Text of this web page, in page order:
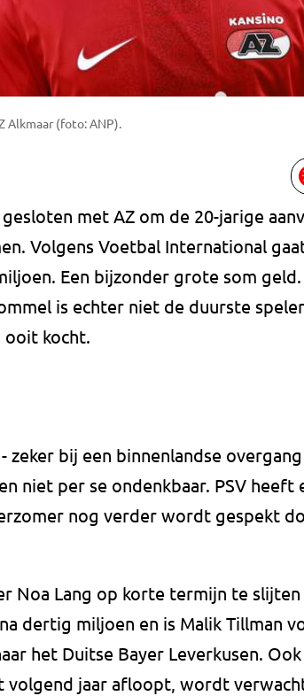
Alkmaar (foto: ANP).
met AZ om de 20-jarige
Volgens Voetbal International
Een bijzonder grote som geld.
is echter niet de duurste
ooit kocht.
bij een binnenlandse
niet per se ondenkbaar. PSV heeft
nog verder wordt gespekt
Noa Lang op korte termijn te slijten
dertig miljoen en is Malik Tillman
het Duitse Bayer Leverkusen. Ook
volgend jaar afloopt, wordt